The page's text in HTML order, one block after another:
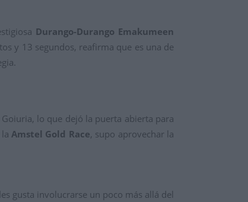
Durango-Durango Emakumeen
y 13 segundos, reafirma que es una de
lo que dejó la puerta abierta para
Amstel Gold Race, supo aprovechar la
gusta involucrarse un poco más allá del